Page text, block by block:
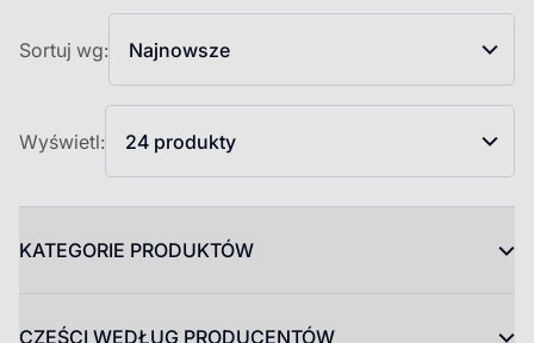
Sortuj wg: Najnowsze
Wyświetl: 24 produkty
KATEGORIE PRODUKTÓW
CZĘŚCI WEDŁUG PRODUCENTÓW